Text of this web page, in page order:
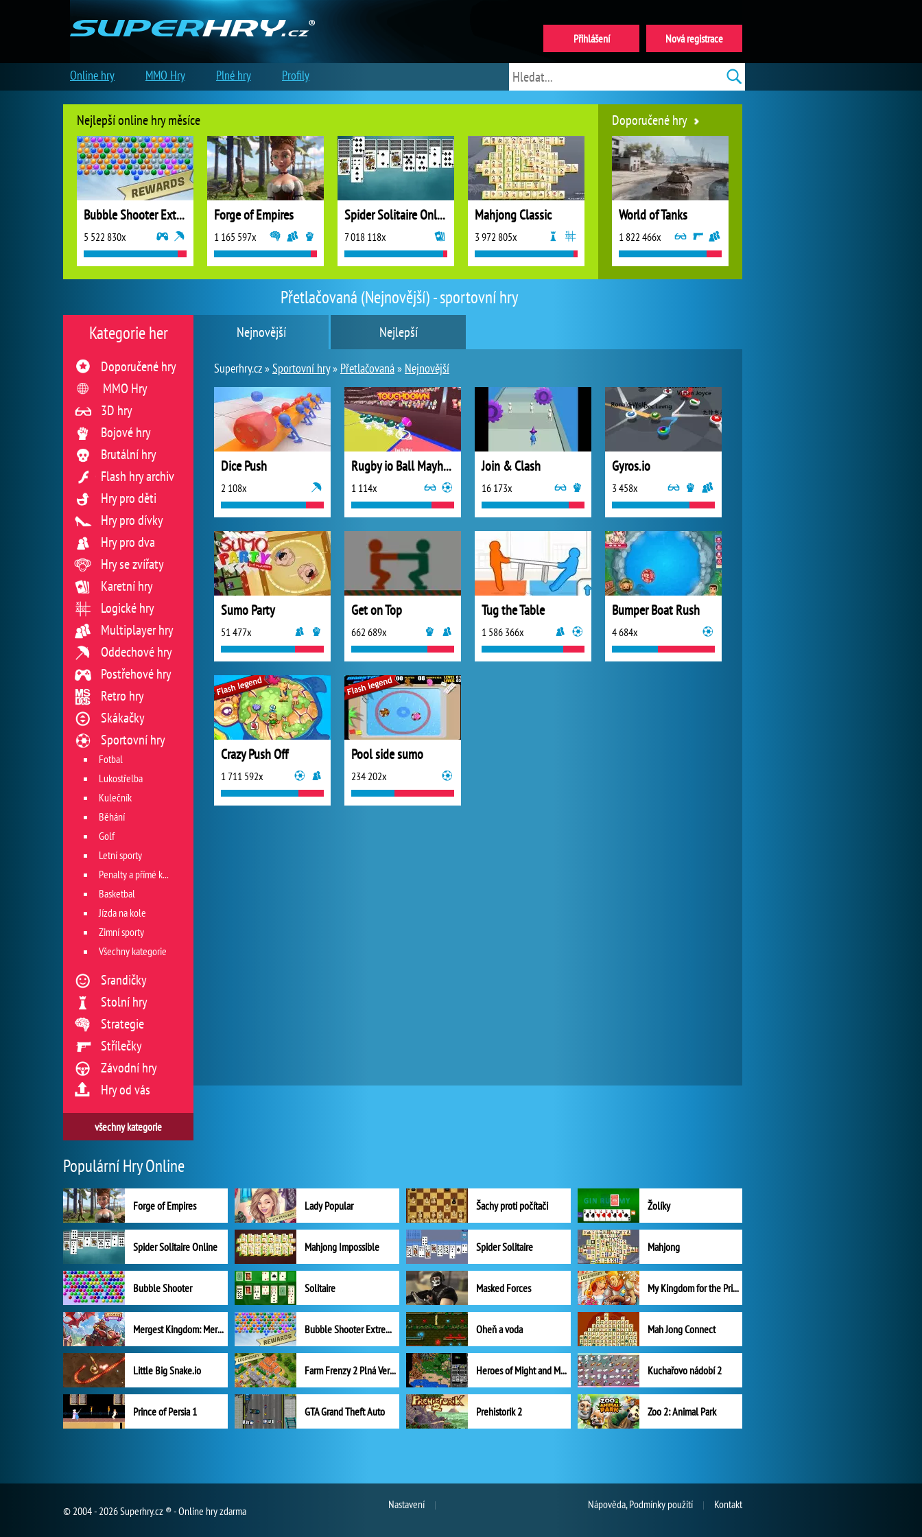
Přetlačovaná (Nejnovější) - sportovní hry
Nejnovější Nejlepší
Superhry.cz »Sportovní hry» Přetlačovaná» Nejnovější
Dice Push
2 108x
Rugby io Ball Mayhem
1 114x
Join & Clash
16 173x
Gyros.io
3 458x
Sumo Party
51 477x
Get on Top
662 689x
Tug the Table
1 586 366x
Bumper Boat Rush
4 684x
Crazy Push Off
1 711 592x
Pool side sumo
234 202x
Kategorie her
Doporučené hry
MMO Hry
3D hry
Bojové hry
Brutální hry
Flash hry archiv
Hry pro děti
Hry pro dívky
Hry pro dva
Hry se zvířaty
Karetní hry
Logické hry
Multiplayer hry
Oddechové hry
Postřehové hry
Retro hry
Skákačky
Sportovní hry
Fotbal
Lukostřelba
Kulečník
Běhání
Golf
Letní sporty
Penalty a přímé kopy
Basketbal
Jízda na kole
Zimní sporty
Všechny kategorie
Srandičky
Stolní hry
Strategie
Střílečky
Závodní hry
Hry od vás
všechny kategorie
Nejlepší online hry měsíce
Bubble Shooter Extreme
5 522 830x
Forge of Empires
1 165 597x
Spider Solitaire Online
7 018 118x
Mahjong Classic
3 972 805x
Doporučené hry
World of Tanks
1 822 466x
Zoo 2: Animal Park
Lady Popular
Populární Hry Online
Forge of Empires Lady Popular Šachy proti počítači Žolíky
Spider Solitaire Online Mahjong Impossible Spider Solitaire Mahjong
Bubble Shooter Solitaire Masked Forces My Kingdom for the Princess Plná verze
Mergest Kingdom: Merge Puzzle Bubble Shooter Extreme Oheň a voda Mah Jong Connect
Little Big Snake.io Farm Frenzy 2 Plná Verze Heroes of Might and Magic II Kuchařovo nádobí 2
Prince of Persia 1 GTA Grand Theft Auto Prehistorik 2 Zoo 2: Animal Park
Nastavení
© 2004 - 2026 Superhry.cz ® - Online hry zdarma Nápověda, Podmínky použití Kontakt
Nová registrace
Přihlášení
Online hry MMO Hry Plné hry Profily